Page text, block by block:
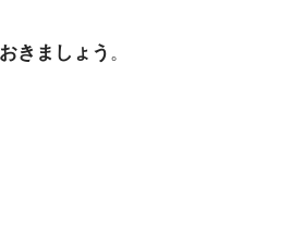
きましょう 。